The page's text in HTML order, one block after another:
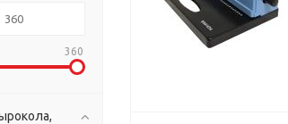
360